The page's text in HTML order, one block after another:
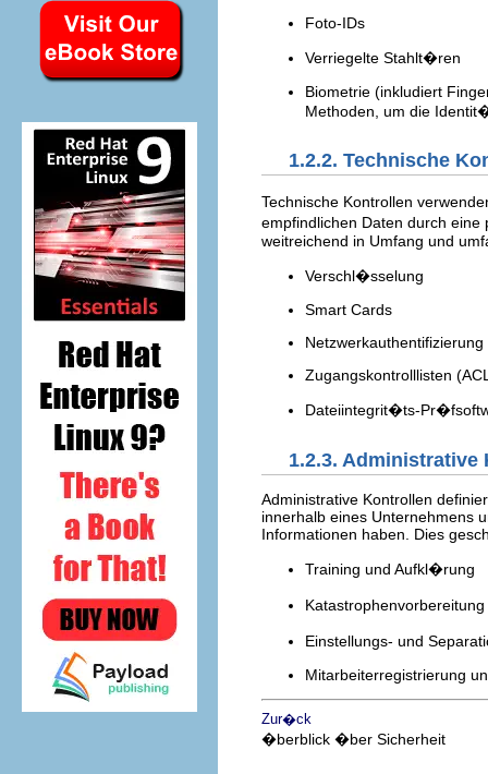
Foto-IDs
Verriegelte Stahlt�ren
Biometrie (inkludiert
Methoden, um die
1.2.2. Technische
Technische Kontrollen
empfindlichen Daten durch
weitreichend in Umfang und
Verschl�sselung
Smart Cards
Netzwerkauthentifizierung
Zugangskontrolllisten
Dateiintegrit�ts-
1.2.3. Administrative
Administrative Kontrollen
innerhalb eines Unternehmens
Informationen haben. Dies
Training und Aufkl�rung
Einstellungs- und
Mitarbeiterregistrierung
Zur�ck
�berblick �ber Sicherheit